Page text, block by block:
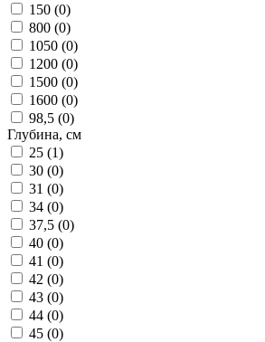
150 (0)
800 (0)
1050 (0)
1200 (0)
1500 (0)
1600 (0)
98,5 (0)
Глубина, см
25 (1)
30 (0)
31 (0)
34 (0)
37,5 (0)
40 (0)
41 (0)
42 (0)
43 (0)
44 (0)
45 (0)